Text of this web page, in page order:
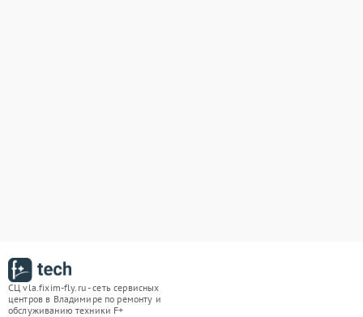
СЦ vla.fixim-fly.ru - сеть сервисных
центров в Владимире по ремонту и
обслуживанию техники F+